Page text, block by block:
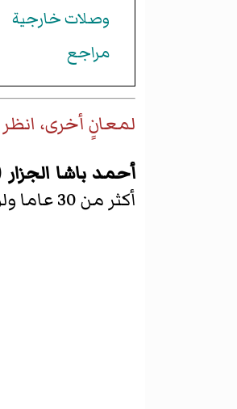
وصلات خارجية
مراجع
لمعانٍ أخرى، انظر
أحمد باشا الجزار
أكثر من 30 عاما ولولا وفاته لتولى حكم مصر قبل